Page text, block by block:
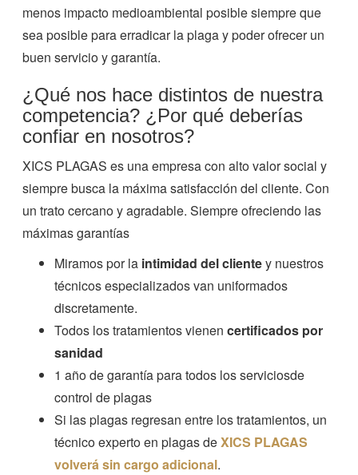
menos impacto medioambiental posible siempre que
sea posible para erradicar la plaga y poder ofrecer un
buen servicio y garantía.
¿Qué nos hace distintos de nuestra
competencia? ¿Por qué deberías
confiar en nosotros?
XICS PLAGAS es una empresa con alto valor social y
siempre busca la máxima satisfacción del cliente. Con
un trato cercano y agradable. Siempre ofreciendo las
máximas garantías
Miramos por la intimidad del clientey nuestros
técnicos especializados van uniformados
discretamente.
Todos los tratamientos vienencertificados por
sanidad
1 año de garantía para todos los serviciosde
control de plagas
Si las plagas regresan entre los tratamientos, un
técnico experto en plagas deXICS PLAGAS
volverá sin cargo adicional.